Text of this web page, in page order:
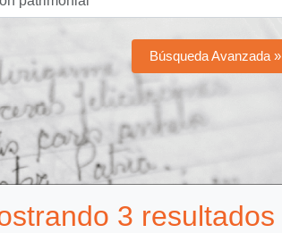
Búsqueda Avanzada »
3 resultados